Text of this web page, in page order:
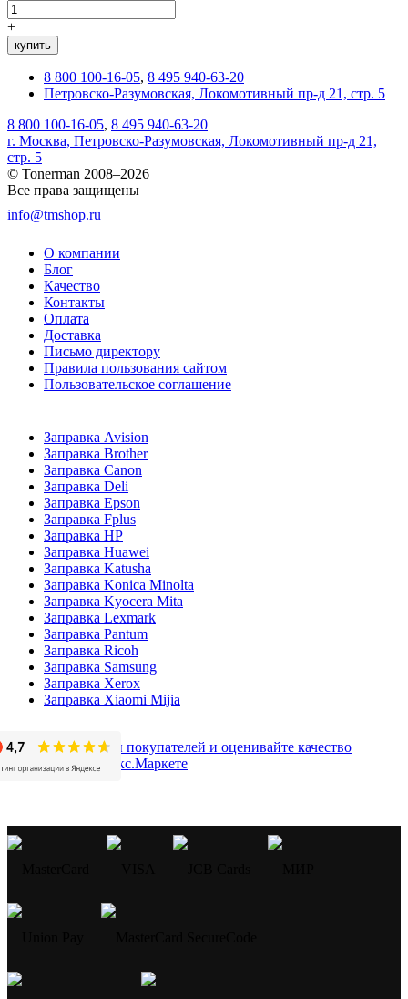
+
купить
8 800 100-16-05, 8 495 940-63-20
Петровско-Разумовская, Локомотивный пр-д 21, стр. 5
8 800 100-16-05, 8 495 940-63-20
г. Москва, Петровско-Разумовская, Локомотивный пр-д 21,
стр. 5
© Tonerman 2008–2026
Все права защищены
info@tmshop.ru
О компании
Блог
Качество
Контакты
Оплата
Доставка
Письмо директору
Правила пользования сайтом
Пользовательское соглашение
Заправка Avision
Заправка Brother
Заправка Canon
Заправка Deli
Заправка Epson
Заправка Fplus
Заправка HP
Заправка Huawei
Заправка Katusha
Заправка Konica Minolta
Заправка Kyocera Mita
Заправка Lexmark
Заправка Pantum
Заправка Ricoh
Заправка Samsung
Заправка Xerox
Заправка Xiaomi Mijia